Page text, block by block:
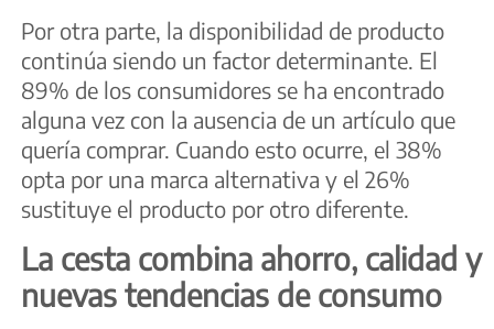
Por otra parte, la disponibilidad de producto
continúa siendo un factor determinante. El
89% de los consumidores se ha encontrado
alguna vez con la ausencia de un artículo que
quería comprar. Cuando esto ocurre, el 38%
opta por una marca alternativa y el 26%
sustituye el producto por otro diferente.
La cesta combina ahorro, calidad y
nuevas tendencias de consumo